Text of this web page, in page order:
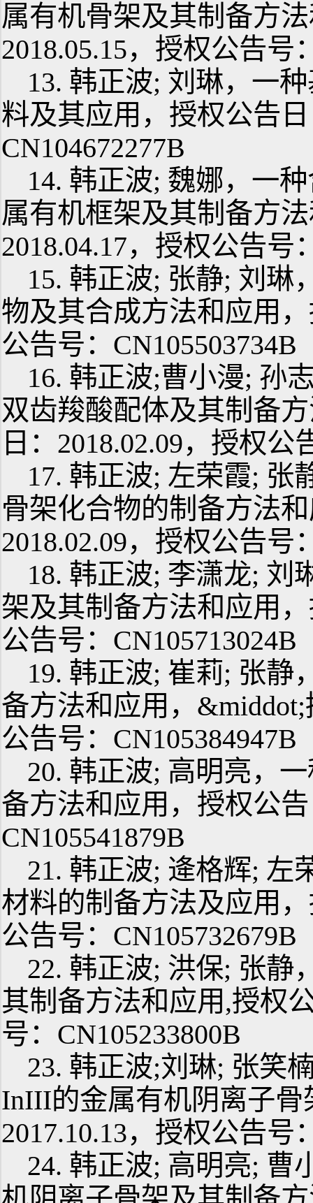
属有机骨架及其制备方
2018.05.15，授权公告号
13. 韩正波; 刘琳，一
料及其应用，授权公告
CN104672277B
14. 韩正波; 魏娜，一
属有机框架及其制备方
2018.04.17，授权公告号
15. 韩正波; 张静; 刘琳
物及其合成方法和应用
公告号：CN105503734B
16. 韩正波;曹小漫; 孙
双齿羧酸配体及其制备
日：2018.02.09，授权公
17. 韩正波; 左荣霞; 张
骨架化合物的制备方法
2018.02.09，授权公告号
18. 韩正波; 李潇龙;
架及其制备方法和应用
公告号：CN105713024B
19. 韩正波; 崔莉; 张静
备方法和应用，
公告号：CN105384947B
20. 韩正波; 高明亮，
备方法和应用，授权公
CN105541879B
21. 韩正波; 逄格辉; 左
材料的制备方法及应用
公告号：CN105732679B
22. 韩正波; 洪保; 张静
其制备方法和应用,授权
号：CN105233800B
23. 韩正波;刘琳; 张笑
InIII的金属有机阴离子
2017.10.13，授权公告号
24. 韩正波; 高明亮; 曹